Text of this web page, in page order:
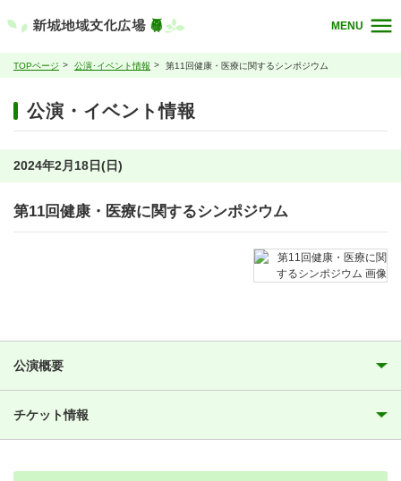
MENU
TOPページ 公演･イベント情報 第11回健康・医療に関するシンポジウム
公演・イベント情報
2024年2月18日(日)
第11回健康・医療に関するシンポジウム
公演概要
チケット情報